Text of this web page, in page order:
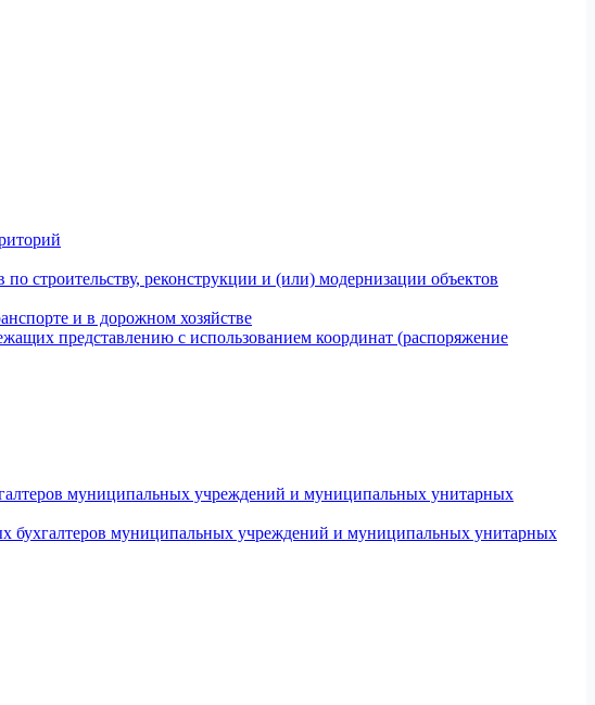
строительству, реконструкции и (или) модернизации объектов
и в дорожном хозяйстве
представлению с использованием координат (распоряжение
муниципальных учреждений и муниципальных унитарных
бухгалтеров муниципальных учреждений и муниципальных унитарных